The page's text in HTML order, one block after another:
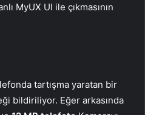
MyUX UI ile çıkmasının
tartışma yaratan bir
bildiriliyor. Eğer arkasında